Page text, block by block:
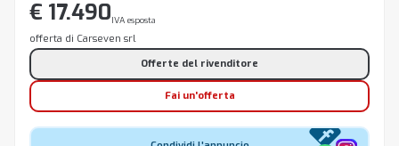
€ 17.490IVA esposta
offerta di Carseven srl
Offerte del rivenditore
Fai un'offerta